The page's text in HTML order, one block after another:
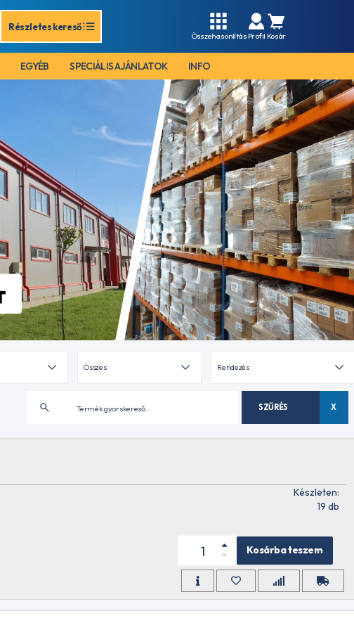
Részletes kereső
Összehasonlítás Profil Kosár
EGYÉB SPECIÁLIS AJÁNLATOK INFO
SZŰRÉS X
Készleten:
19 db
Kosárba teszem